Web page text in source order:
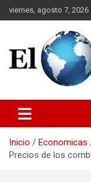
Saltar
al
viernes, agosto 7, 2026
Inicio
Economicas
Precios de los